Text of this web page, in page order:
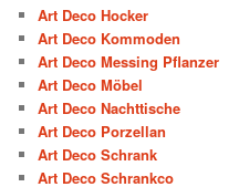
Art Deco Hocker
Art Deco Kommoden
Art Deco Messing Pflanzer
Art Deco Möbel
Art Deco Nachttische
Art Deco Porzellan
Art Deco Schrank
Art Deco Schrankco